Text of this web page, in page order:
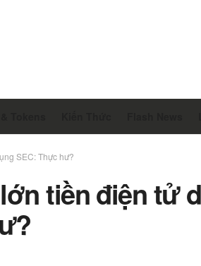
SEC: Thực hư?
tiền điện tử